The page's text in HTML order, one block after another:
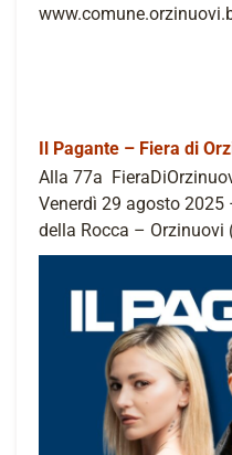
Il Pagante – Fiera di
Alla 77a
Venerdì 29 agosto
della Rocca – Orzinuovi